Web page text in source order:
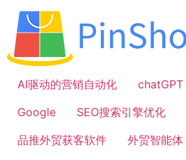
容
AI驱动的营销自动化
chatGPT
Google
SEO搜索引擎优化
品推外贸获客软件
外贸智能体